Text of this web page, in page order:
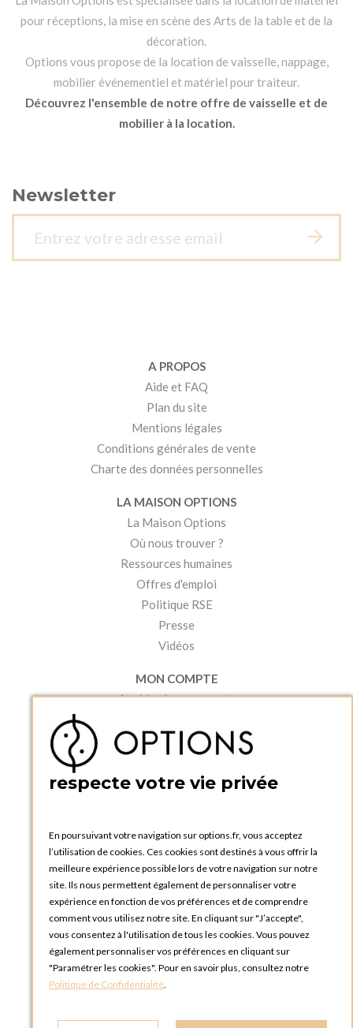
pour réceptions, la mise en scène des Arts de la table et de la
décoration.
Options vous propose de la location de vaisselle, nappage,
mobilier événementiel et matériel pour traiteur.
Découvrez l'ensemble de notre offre de vaisselle et de
mobilier à la location.
Newsletter
A PROPOS
Aide et FAQ
Plan du site
Mentions légales
Conditions générales de vente
Charte des données personnelles
LA MAISON OPTIONS
La Maison Options
Où nous trouver ?
Ressources humaines
Offres d'emploi
Politique RSE
Presse
Vidéos
MON COMPTE
Accéder à mon compte
Créer un compte
PRATIQUE
Catalogues et bons de commande
Tutoriels
OPTIONS LUXEMBOURG
13 rue Paul Rischard
5324 Contern
LUXEMBOURG
respecte votre vie privée
En poursuivant votre navigation sur options.fr, vous acceptez
l’utilisation de cookies. Ces cookies sont destinés à vous offrir la
meilleure expérience possible lors de votre navigation sur notre
site. Ils nous permettent également de personnaliser votre
expérience en fonction de vos préférences et de comprendre
comment vous utilisez notre site. En cliquant sur "J’accepte",
vous consentez à l'utilisation de tous les cookies. Vous pouvez
également personnaliser vos préférences en cliquant sur
"Paramétrer les cookies". Pour en savoir plus, consultez notre
Politique de Confidentialité.